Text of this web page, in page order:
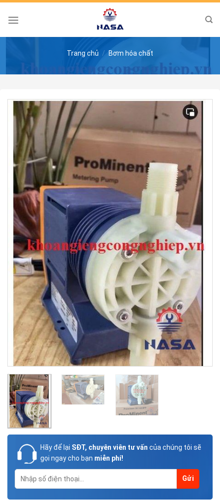
Skip
Trang chủ / Bơm hóa chất
Hãy để lại SĐT, chuyên viên tư vấn của chúng tôi sẽ
gọi ngay cho bạn miễn phí!